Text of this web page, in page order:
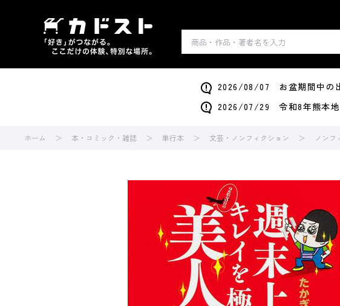
2026/08/07 お盆期間中の
2026/07/29 令和8年熊本地
ホーム 本・コミック・雑誌 単行本 文芸・ノンフィクション ノンフ